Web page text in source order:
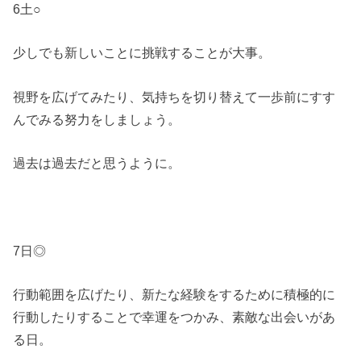
6土○
少しでも新しいことに挑戦することが大事。
視野を広げてみたり、気持ちを切り替えて一歩前にすす
んでみる努力をしましょう。
過去は過去だと思うように。
7日◎
行動範囲を広げたり、新たな経験をするために積極的に
行動したりすることで幸運をつかみ、素敵な出会いがあ
る日。